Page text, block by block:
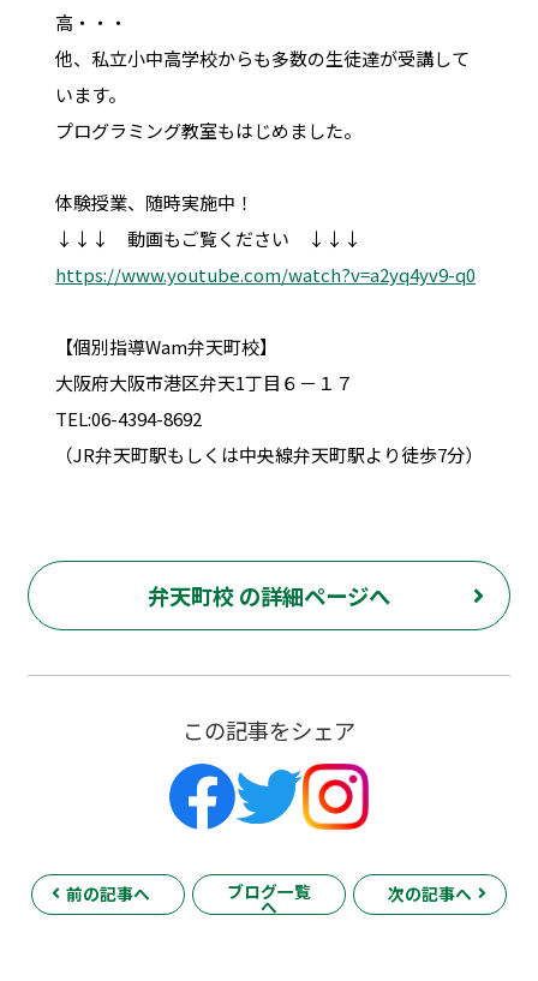
高・・・
他、私立小中高学校からも多数の生徒達が受講して
います。
プログラミング教室もはじめました。
体験授業、随時実施中！
↓↓↓ 動画もご覧ください ↓↓↓
https://www.youtube.com/watch?v=a2yq4yv9-q0
【個別指導Wam弁天町校】
大阪府大阪市港区弁天1丁目６－１７
TEL:06-4394-8692
（JR弁天町駅もしくは中央線弁天町駅より徒歩7分）
弁天町校 の詳細ページへ
この記事をシェア
前の記事へ ブログ一覧
へ
次の記事へ